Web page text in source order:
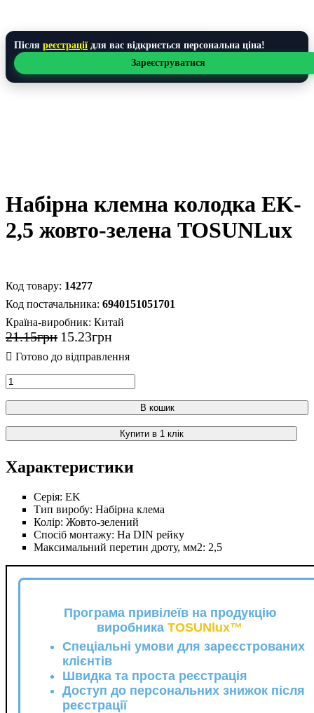
Після реєстрації для вас відкриється персональна ціна!
Зареєструватися
Набірна клемна колодка EK-
2,5 жовто-зелена TOSUNLux
14277
6940151051701
Країна-виробник: Китай
21.15грн 15.23грн
В кошик
Купити в 1 клік
Характеристики
Серія: EK
Тип виробу: Набірна клема
Колір: Жовто-зелений
Спосіб монтажу: На DIN рейку
Максимальний перетин дроту, мм2: 2,5
Програма привілеїв на продукцію
виробника TOSUNlux™
Спеціальні умови для зареєстрованих
клієнтів
Швидка та проста реєстрація
Доступ до персональних знижок після
реєстрації